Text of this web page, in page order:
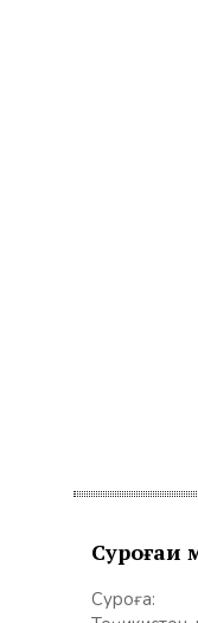
Суроғаи
Суроға: